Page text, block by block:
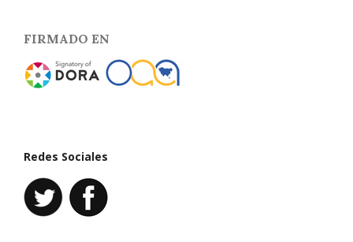
FIRMADO EN
Redes Sociales